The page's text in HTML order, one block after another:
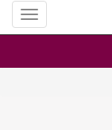
منوی
سایت
بازار